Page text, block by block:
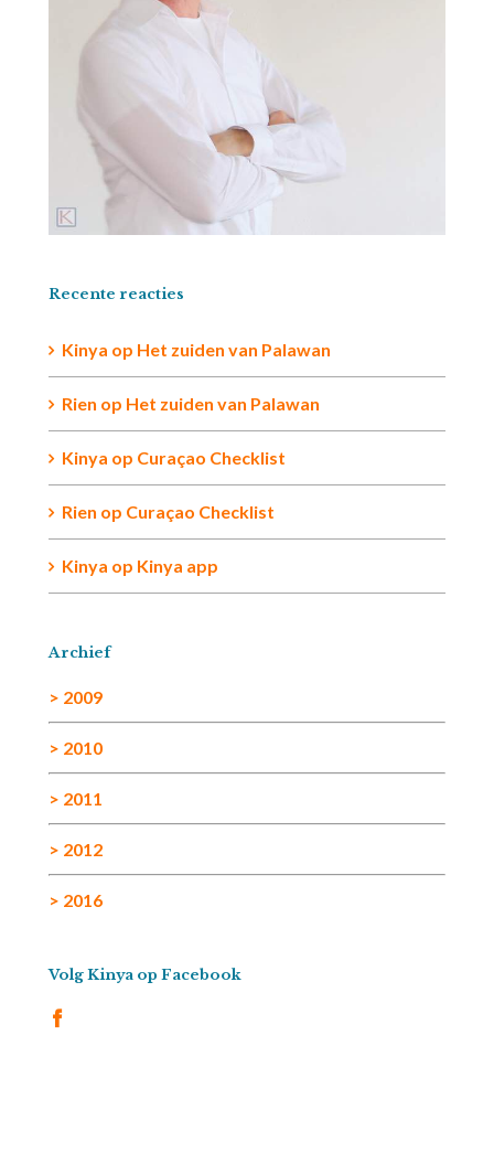
Recente reacties
Kinya op Het zuiden van Palawan
Rien op Het zuiden van Palawan
Kinya op Curaçao Checklist
Rien op Curaçao Checklist
Kinya op Kinya app
Archief
> 2009
> 2010
> 2011
> 2012
> 2016
Volg Kinya op Facebook